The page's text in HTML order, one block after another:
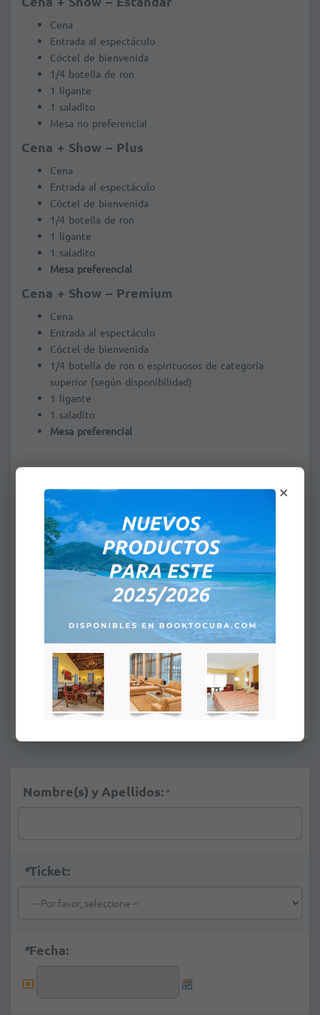
Cena
Entrada al espectáculo
Cóctel de bienvenida
1/4 botella de ron
1 ligante
1 saladito
Mesa no preferencial
Cena + Show – Plus
Cena
Entrada al espectáculo
Cóctel de bienvenida
1/4 botella de ron
1 ligante
1 saladito
Mesa preferencial
Cena + Show – Premium
Cena
Entrada al espectáculo
Cóctel de bienvenida
1/4 botella de ron o espirituosos de categoría
superior (según disponibilidad)
1 ligante
1 saladito
Mesa preferencial
Una experiencia exclusiva en un salón climatizado con
vista panorámica, acceso diferenciado y servicio premium.
Capacidad limitada.
Acceso VIP y atención personalizada
Barra abierta premium
Ubicación panorámica
Las inclusiones pueden variar según operación y
disponibilidad.
La representante debe entregar las entradas, por favor
escribir en observaciones los datos de su alojamiento.
CONDICIONES GENERALES DE LA CONTRATACION DE
EXCURSIONES
Nombre(s) y Apellidos: *
*Ticket:
*Fecha:
×